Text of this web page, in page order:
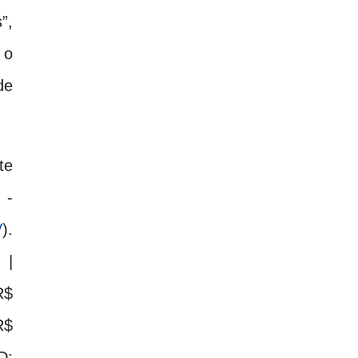
o
-
).